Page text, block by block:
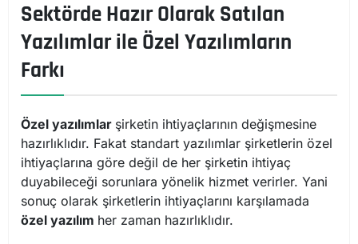
Sektörde Hazır Olarak Satılan
Yazılımlar ile Özel Yazılımların
Farkı
Özel yazılımlar şirketin ihtiyaçlarının değişmesine
hazırlıklıdır. Fakat standart yazılımlar şirketlerin özel
ihtiyaçlarına göre değil de her şirketin ihtiyaç
duyabileceği sorunlara yönelik hizmet verirler. Yani
sonuç olarak şirketlerin ihtiyaçlarını karşılamada
özel yazılım her zaman hazırlıklıdır.